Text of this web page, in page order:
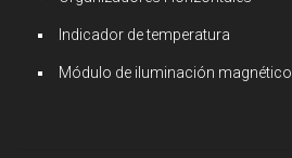
Indicador de temperatura
Módulo de iluminación magnético